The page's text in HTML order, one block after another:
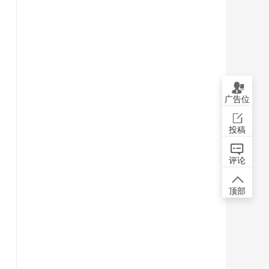
广告位
投稿
评论
顶部